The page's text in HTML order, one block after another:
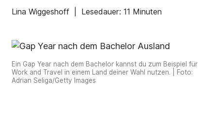
Lina Wiggeshoff | Lesedauer: 11 Minuten
Ein Gap Year nach dem Bachelor kannst du zum Beispiel für
Work and Travel in einem Land deiner Wahl nutzen. | Foto:
Adrian Seliga/Getty Images